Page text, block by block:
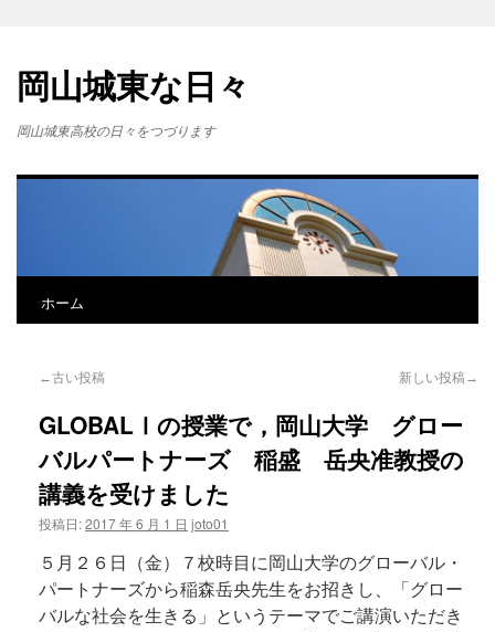
岡山城東な日々
岡山城東高校の日々をつづります
ホーム
←古い投稿 新しい投稿→
GLOBALⅠの授業で，岡山大学 グロー
バルパートナーズ 稲盛 岳央准教授の
講義を受けました
投稿日:2017 年 6 月 1 日 joto01
５月２６日（金）７校時目に岡山大学のグローバル・
パートナーズから稲森岳央先生をお招きし、「グロー
バルな社会を生きる」というテーマでご講演いただき